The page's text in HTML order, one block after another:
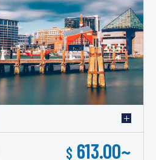
$ 613.00~